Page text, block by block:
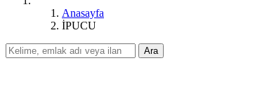
Anasayfa
İPUCU
Ara